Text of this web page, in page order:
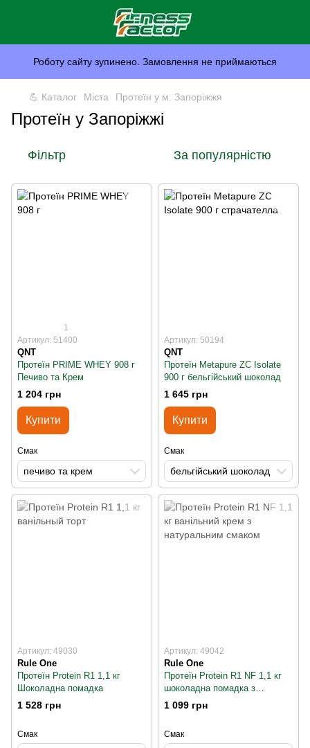
Роботу сайту зупинено. Замовлення не приймаються
💪 Каталог Міста Протеїн у м. Запоріжжя
Протеїн у Запоріжжі
Фільтр За популярністю
1
Артикул: 51400
QNT
Протеїн PRIME WHEY 908 г
Печиво та Крем
1 204 грн
Купити
Смак
печиво та крем
Артикул: 50194
QNT
Протеїн Metapure ZC Isolate
900 г бельгійський шоколад
1 645 грн
Купити
Смак
бельгійський шоколад
Артикул: 49030
Rule One
Протеїн Protein R1 1,1 кг
Шоколадна помадка
1 528 грн
Смак
Артикул: 49042
Rule One
Протеїн Protein R1 NF 1,1 кг
шоколадна помадка з
натуральним смаком
1 099 грн
Смак